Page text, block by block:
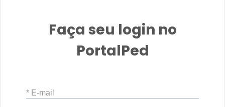
Faça seu login no
PortalPed
* E-mail